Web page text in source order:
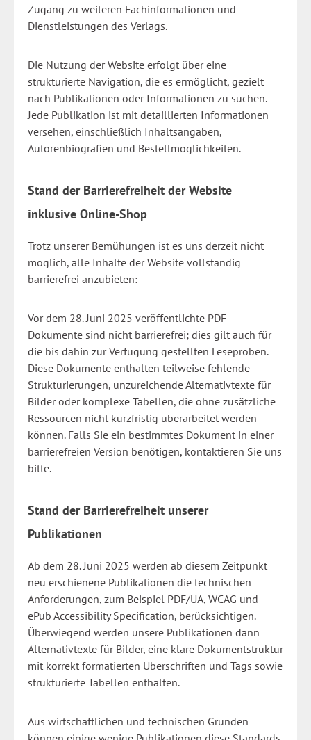
Zugang zu weiteren Fachinformationen und
Dienstleistungen des Verlags.
Die Nutzung der Website erfolgt über eine
strukturierte Navigation, die es ermöglicht, gezielt
nach Publikationen oder Informationen zu suchen.
Jede Publikation ist mit detaillierten Informationen
versehen, einschließlich Inhaltsangaben,
Autorenbiografien und Bestellmöglichkeiten.
Stand der Barrierefreiheit der Website
inklusive Online-Shop
Trotz unserer Bemühungen ist es uns derzeit nicht
möglich, alle Inhalte der Website vollständig
barrierefrei anzubieten:
Vor dem 28. Juni 2025 veröffentlichte PDF-
Dokumente sind nicht barrierefrei; dies gilt auch für
die bis dahin zur Verfügung gestellten Leseproben.
Diese Dokumente enthalten teilweise fehlende
Strukturierungen, unzureichende Alternativtexte für
Bilder oder komplexe Tabellen, die ohne zusätzliche
Ressourcen nicht kurzfristig überarbeitet werden
können. Falls Sie ein bestimmtes Dokument in einer
barrierefreien Version benötigen, kontaktieren Sie uns
bitte.
Stand der Barrierefreiheit unserer
Publikationen
Ab dem 28. Juni 2025 werden ab diesem Zeitpunkt
neu erschienene Publikationen die technischen
Anforderungen, zum Beispiel PDF/UA, WCAG und
ePub Accessibility Specification, berücksichtigen.
Überwiegend werden unsere Publikationen dann
Alternativtexte für Bilder, eine klare Dokumentstruktur
mit korrekt formatierten Überschriften und Tags sowie
strukturierte Tabellen enthalten.
Aus wirtschaftlichen und technischen Gründen